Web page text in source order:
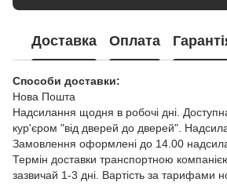
Доставка Оплата
Способи доставки:
Нова Пошта
Надсилання щодня в робочі дні.
кур'єром "від дверей до дверей".
Замовлення оформлені до 14.00
Термін доставки транспортною
зазвичай 1-3 дні. Вартість за тарифами